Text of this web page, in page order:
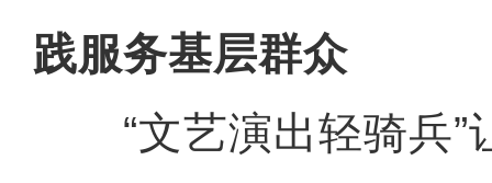
践服务基层群众
“文艺演出轻骑兵”